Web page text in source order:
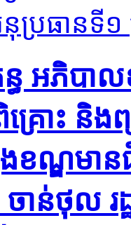
ធ អភិបា
គ្រោះ និ
នុងខណ្ឌម
ាន់ថុល រដ្